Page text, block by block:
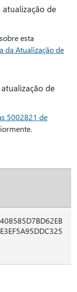
de
esta
da Atualização de
de
5002821 de